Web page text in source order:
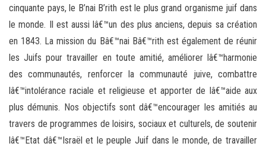
cinquante pays, le B’nai B’rith est le plus grand organisme juif dans
le monde. Il est aussi lâ€™un des plus anciens, depuis sa création
en 1843. La mission du Bâ€™nai Bâ€™rith est également de réunir
les Juifs pour travailler en toute amitié, améliorer lâ€™harmonie
des communautés, renforcer la communauté juive, combattre
lâ€™intolérance raciale et religieuse et apporter de lâ€™aide aux
plus démunis. Nos objectifs sont dâ€™encourager les amitiés au
travers de programmes de loisirs, sociaux et culturels, de soutenir
lâ€™Etat dâ€™Israël et le peuple Juif dans le monde, de travailler